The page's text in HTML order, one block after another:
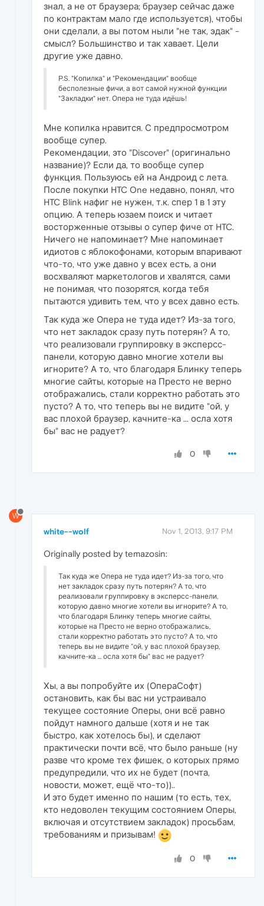
знал, а не от браузера; браузер сейчас даже
по контрактам мало где используется), чтобы
они сделали, а вы потом ныли "не так, эдак" -
смысл? Большинство и так хавает. Цели
другие уже давно.
P.S. "Копилка" и "Рекомендации" вообще
бесполезные фичи, а вот самой нужной функции
"Закладки" нет. Опера не туда идёшь!
Мне копилка нравится. С предпросмотром
вообще супер.
Рекомендации, это "Discover" (оригинально
название)? Если да, то вообще супер
функция. Пользуюсь ей на Андроид с лета.
После покупки HTC One недавно, понял, что
HTC Blink нафиг не нужен, т.к. спер 1 в 1 эту
опцию. А теперь юзаем поиск и читает
восторженные отзывы о супер фиче от HTC.
Ничего не напоминает? Мне напоминает
идиотов с яблокофонами, которым впаривают
что-то, что уже давно у всех есть, а они
восхваляют маркетологов и хвалятся, сами
не понимая, что позорятся, когда тебя
пытаются удивить тем, что у всех давно есть.
Так куда же Опера не туда идет? Из-за того,
что нет закладок сразу путь потерян? А то,
что реализовали группировку в эксперсс-
панели, которую давно многие хотели вы
игнорите? А то, что благодаря Блинку теперь
многие сайты, которые на Престо не верно
отображались, стали корректно работать это
пусто? А то, что теперь вы не видите "ой, у
вас плохой браузер, качните-ка ... осла хотя
бы" вас не радует?
0
W
white--wolf Nov 1, 2013, 9:17 PM
Originally posted by temazosin:
Так куда же Опера не туда идет? Из-за того, что
нет закладок сразу путь потерян? А то, что
реализовали группировку в эксперсс-панели,
которую давно многие хотели вы игнорите? А то,
что благодаря Блинку теперь многие сайты,
которые на Престо не верно отображались,
стали корректно работать это пусто? А то, что
теперь вы не видите "ой, у вас плохой браузер,
качните-ка ... осла хотя бы" вас не радует?
Хы, а вы попробуйте их (ОпераСофт)
остановить, как бы вас ни устраивало
текущее состояние Оперы, они всё равно
пойдут намного дальше (хотя и не так
быстро, как хотелось бы), и сделают
практически почти всё, что было раньше (ну
разве что кроме тех фишек, о которых прямо
предупредили, что их не будет (почта,
новости, может, ещё что-то))..
И это будет именно по нашим (то есть, тех,
кто недоволен текущим состоянием Оперы,
включая и отсутствием закладок) просьбам,
требованиям и призывам!
0